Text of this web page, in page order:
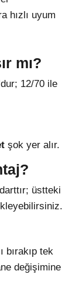
hızlı uyum
mı?
12/70 ile
şok yer alır.
üstteki
bırakıp tek
değişimine